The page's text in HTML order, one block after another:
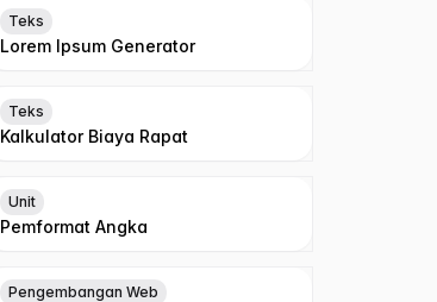
Teks
Lorem Ipsum Generator
Teks
Kalkulator Biaya Rapat
Unit
Pemformat Angka
Pengembangan Web